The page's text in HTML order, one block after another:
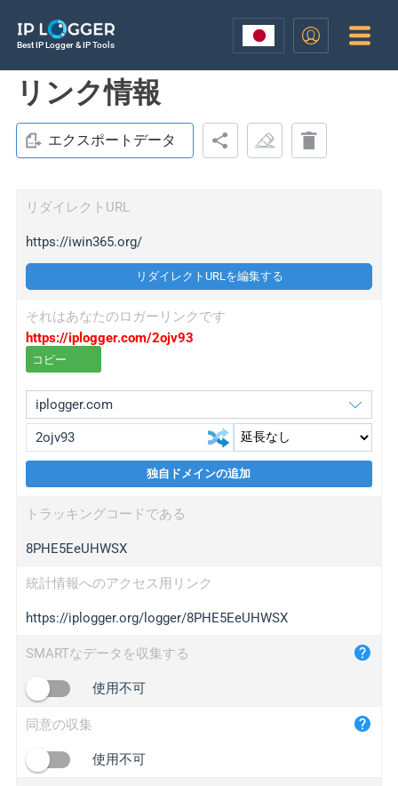
Best IP Logger & IP Tools
リンク情報
エクスポートデータ
リダイレクトURL
https://iwin365.org/
リダイレクトURLを編集する
それはあなたのロガーリンクです
https://iplogger.com/2ojv93
コピー
wl.gl
ed.tc
bc.ax
iplogger.com
maper.info
2no.co
yip.su
iplogger.info
独自ドメインの追加
トラッキングコードである
8PHE5EeUHWSX
統計情報へのアクセス用リンク
https://iplogger.org/logger/8PHE5EeUHWSX
SMARTなデータを収集する
使用不可
同意の収集
使用不可